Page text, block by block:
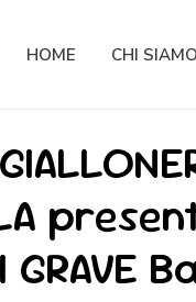
HOME CHI SIAMO
GRAVE